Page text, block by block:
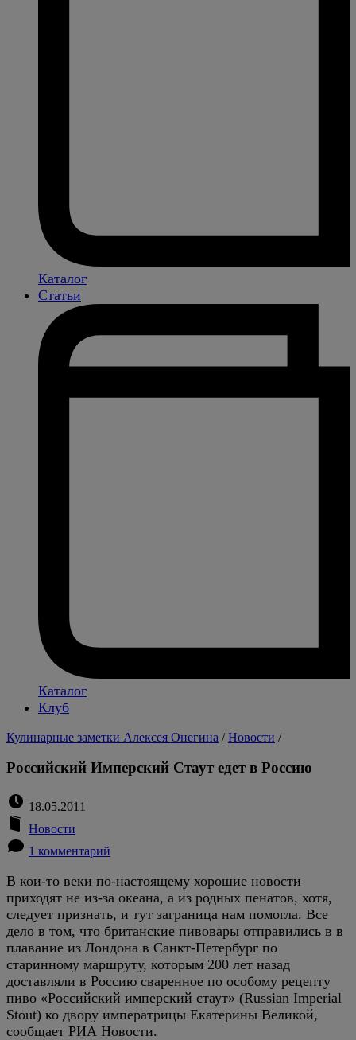
Каталог
Статьи
Каталог
Клуб
Кулинарные заметки Алексея Онегина /Новости /
Российский Имперский Стаут едет в Россию
18.05.2011
Новости
1 комментарий
В кои-то веки по-настоящему хорошие новости
приходят не из-за океана, а из родных пенатов, хотя,
следует признать, и тут заграница нам помогла. Все
дело в том, что британские пивовары отправились в в
плавание из Лондона в Санкт-Петербург по
старинному маршруту, которым 200 лет назад
доставляли в Россию сваренное по особому рецепту
пиво «Российский имперский стаут» (Russian Imperial
Stout) ко двору императрицы Екатерины Великой,
сообщает РИА Новости.